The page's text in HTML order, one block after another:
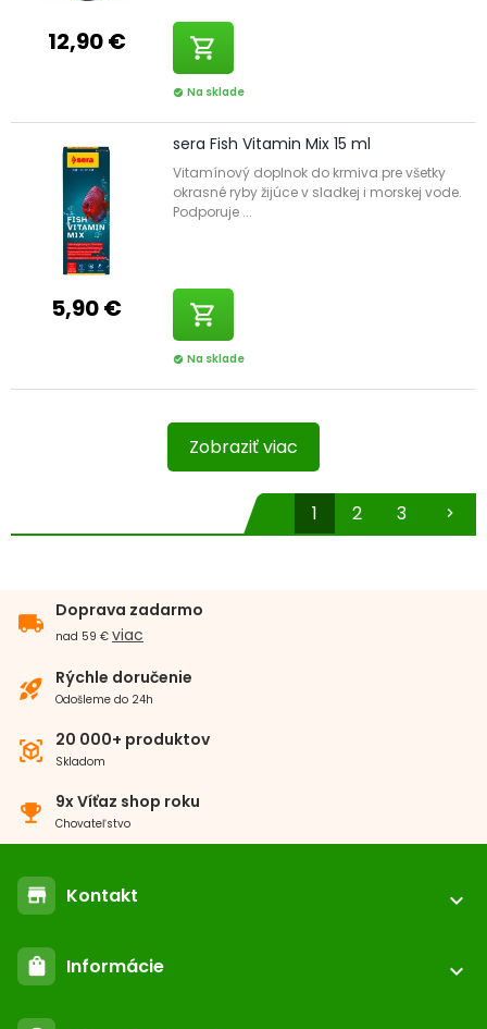
12,90 € shopping_cart
check_circle Na sklade
5,90 €
sera Fish Vitamin Mix 15 ml
Vitamínový doplnok do krmiva pre všetky
okrasné ryby žijúce v sladkej i morskej vode.
Podporuje ...
shopping_cart
check_circle Na sklade
Zobraziť viac
1 2 3 chevron_right
local_shipping
Doprava zadarmo
nad 59 € viac
rocket_launch Rýchle doručenie
Odošleme do 24h
view_in_ar 20 000+ produktov
Skladom
emoji_events 9x Víťaz shop roku
Chovateľstvo
store Kontakt
expand_more
location_on
Nižné Kapustníky 2 040 12 Košice - Nad jazerom
shopping_bag Informácie expand_more
Registrácia / login